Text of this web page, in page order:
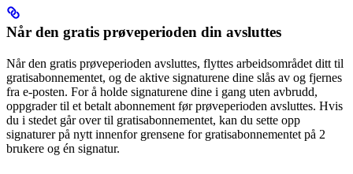
Når den gratis prøveperioden din avsluttes
Når den gratis prøveperioden avsluttes, flyttes arbeidsområdet ditt til
gratisabonnementet, og de aktive signaturene dine slås av og fjernes
fra e-posten. For å holde signaturene dine i gang uten avbrudd,
oppgrader til et betalt abonnement før prøveperioden avsluttes. Hvis
du i stedet går over til gratisabonnementet, kan du sette opp
signaturer på nytt innenfor grensene for gratisabonnementet på 2
brukere og én signatur.